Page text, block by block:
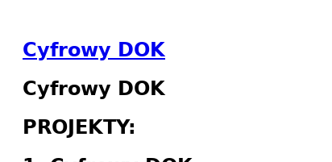
Cyfrowy DOK
Cyfrowy DOK
PROJEKTY: